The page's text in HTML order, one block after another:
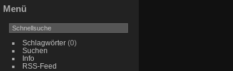
Menü
Schlagwörter(0)
Suchen
Info
RSS-Feed